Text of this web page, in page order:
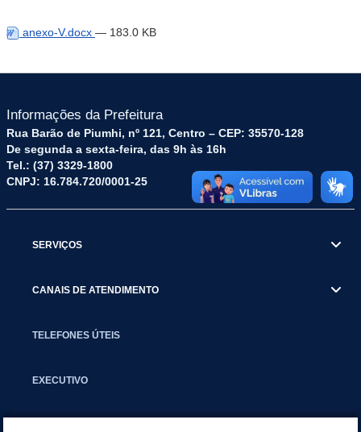
anexo-V.docx — 183.0 KB
Informações da Prefeitura
Rua Barão de Piumhi, nº 121, Centro – CEP: 35570-128
De segunda a sexta-feira, das 9h às 16h
Tel.: (37) 3329-1800
CNPJ: 16.784.720/0001-25
SERVIÇOS
CANAIS DE ATENDIMENTO
TELEFONES ÚTEIS
EXECUTIVO